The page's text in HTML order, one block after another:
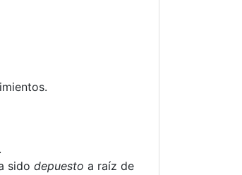
sido depuesto a raíz de